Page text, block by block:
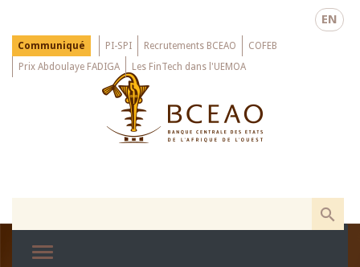
main
EN
Menu
Top
Communiqué PI-SPI Recrutements BCEAO
COFEB
Prix Abdoulaye FADIGA
Les FinTech dans l'UEMOA